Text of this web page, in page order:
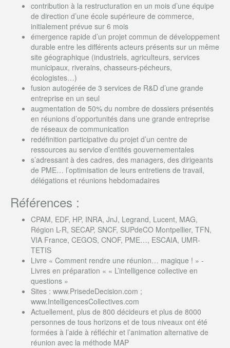
contribution à la restructuration en un mois d’une équipe
de direction d’une école supérieure de commerce,
initialement prévue sur 6 mois
émergence rapide d’un projet commun de développement
durable entre les différents acteurs présents sur un même
site géographique (industriels, agriculteurs, services
municipaux, riverains, chasseurs-pécheurs,
écologistes…)
fusion autogérée de 3 services de R&D d’une grande
entreprise en un seul
augmentation de 50% du nombre de dossiers présentés
en réunions d’opportunités dans une grande entreprise
de réseaux de communication
redéfinition participative du projet d’un centre de
ressources au service d’entités gouvernementales
s’adressant à des cadres, des managers, des dirigeants
de PME… l’optimisation de leurs entretiens de travail,
délégations et réunions hebdomadaires
Références :
CPAM, EDF, HP, INRA, JnJ, Legrand, Lucent, MAG,
Région L-R, SECAP, SNCF, SUPdeCO Montpellier, TFN,
VIA France, CEGOS, CNOF, PME…, ESCAIA, UMR-
TETIS
Livre « Comment rendre une réunion… magique ! » -
Livres en préparation « « L’intelligence collective en
questions »
Sites : www.PrisedeDecision.com ;
www.IntelligencesCollectives.com
Actuellement, plus de 800 décideurs et plus de 8000
personnes de tous horizons et de tous niveaux ont été
formées à l’aide à réfléchir et l’animation alternative de
réunion avec la méthode MAP